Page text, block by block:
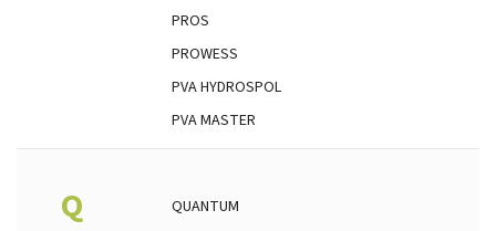
PROS
PROWESS
PVA HYDROSPOL
PVA MASTER
Q QUANTUM